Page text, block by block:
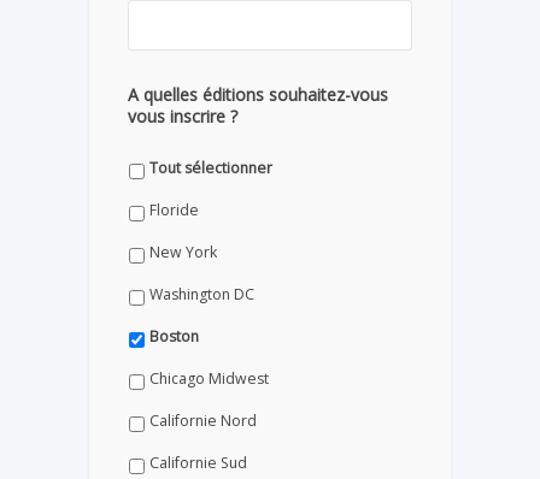
A quelles éditions souhaitez-vous
vous inscrire ?
Tout sélectionner
Floride
New York
Washington DC
Boston
Chicago Midwest
Californie Nord
Californie Sud